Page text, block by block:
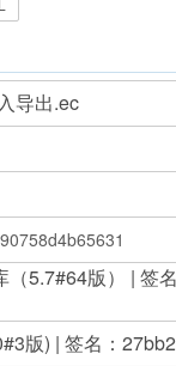
导出.ec
（5.7#64版） | 签
版) | 签名：